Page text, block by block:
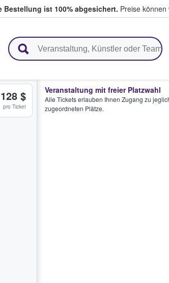
Bestellung ist 100% abgesichert. Preise
128 $
pro Ticket
Veranstaltung mit freier Platzwahl
Alle Tickets erlauben Ihnen Zugang zu
zugeordneten Plätze.